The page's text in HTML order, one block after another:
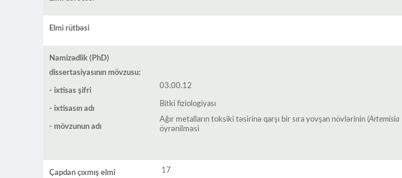
Elmi rütbəsi
Namizədlik (PhD)
dissertasiyasının mövzusu:
- ixtisas şifri
- ixtisasın adı
- mövzunun adı
03.00.12
Bitki fiziologiyası
Ağır metalların toksiki təsirinə qarşı bir sıra yovşan növlərinin (Artemisia
öyrənilməsi
Çapdan çıxmış elmi
17